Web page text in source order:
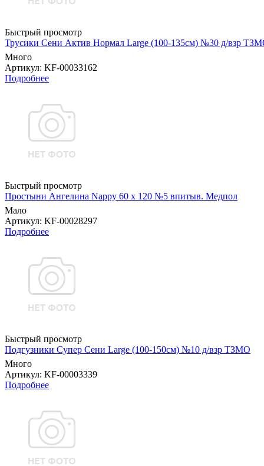
Быстрый просмотр
Трусики Сени Актив Нормал Large (100-135см) №30 д/взр
Много
Артикул: KF-00033162
Подробнее
Быстрый просмотр
Простыни Ангелина Nappy 60 х 120 №5 впитыв. Медпол
Мало
Артикул: KF-00028297
Подробнее
Быстрый просмотр
Подгузники Супер Сени Large (100-150см) №10 д/взр ТЗМО
Много
Артикул: KF-00003339
Подробнее